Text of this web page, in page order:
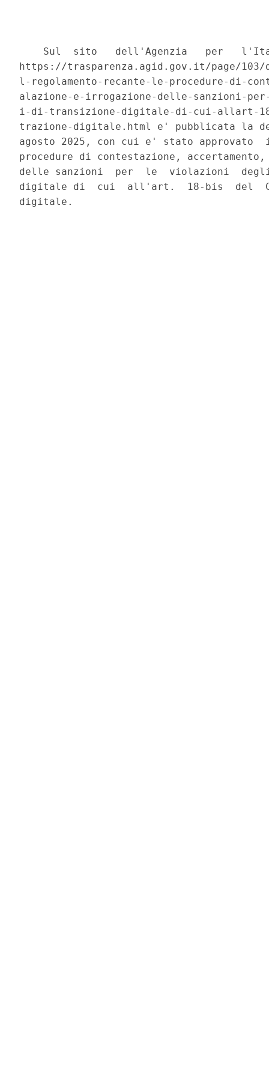
Sul  sito   dell'Agenzia   per
https://trasparenza.agid.gov.it/page/103/
l-regolamento-recante-le-procedure-di-
alazione-e-irrogazione-delle-sanzioni-
i-di-transizione-digitale-di-cui-allart-
trazione-digitale.html e' pubblicata la
agosto 2025, con cui e' stato approvato
procedure di contestazione,
delle sanzioni  per  le  violazioni
digitale di  cui  all'art.  18-bis  del